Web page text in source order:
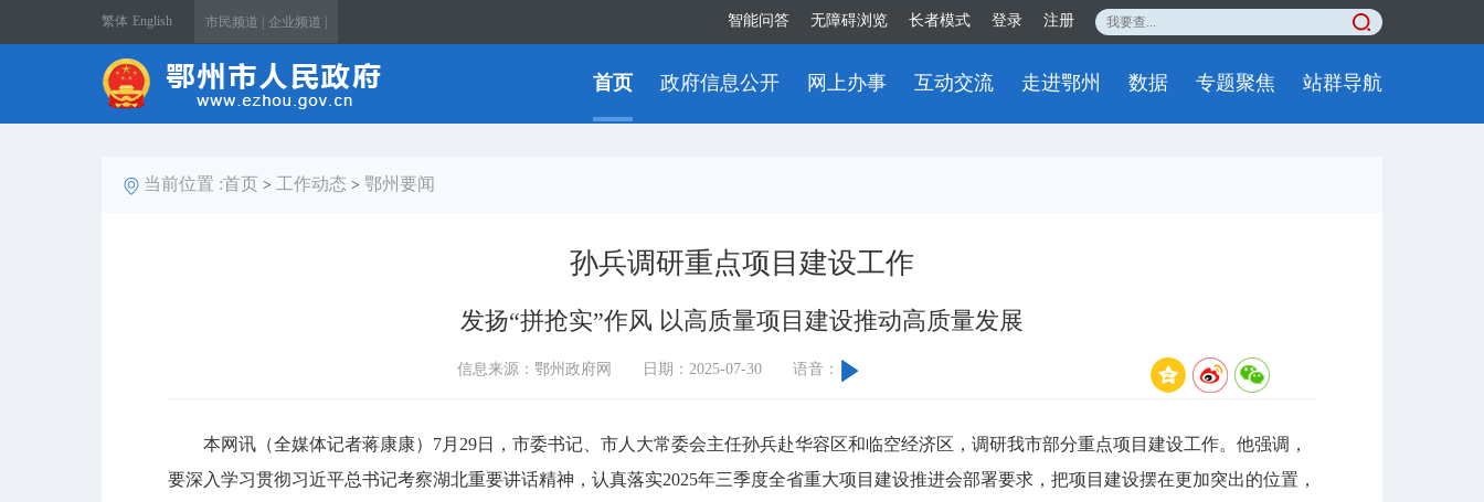
繁体 English 市民频道 | 企业频道 | 智能问答 无障碍浏览 长者模式 登录 注册
首页 政府信息公开 网上办事 互动交流 走进鄂州 数据 专题聚焦 站群导航
当前位置 :首页 > 工作动态 > 鄂州要闻
孙兵调研重点项目建设工作
发扬“拼抢实”作风 以高质量项目建设推动高质量发展
信息来源：鄂州政府网 日期：2025-07-30 语音：
本网讯（全媒体记者蒋康康）7月29日，市委书记、市人大常委会主任孙兵赴华容区和临空经济区，调研我市部分重点项目建设工作。他强调，
要深入学习贯彻习近平总书记考察湖北重要讲话精神，认真落实2025年三季度全省重大项目建设推进会部署要求，把项目建设摆在更加突出的位置，